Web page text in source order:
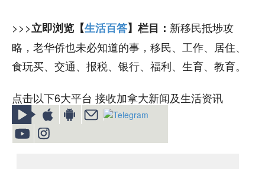
>>>立即浏览【生活百答】栏目： 新移民抵埗攻
略，老华侨也未必知道的事，移民、工作、居住、
食玩买、交通、报税、银行、福利、生育、教育。
点击以下6大平台 接收加拿大新闻及生活资讯